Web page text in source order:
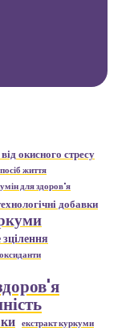
окисного стресу
життя
для здоров'я
добавки
екстракт куркуми